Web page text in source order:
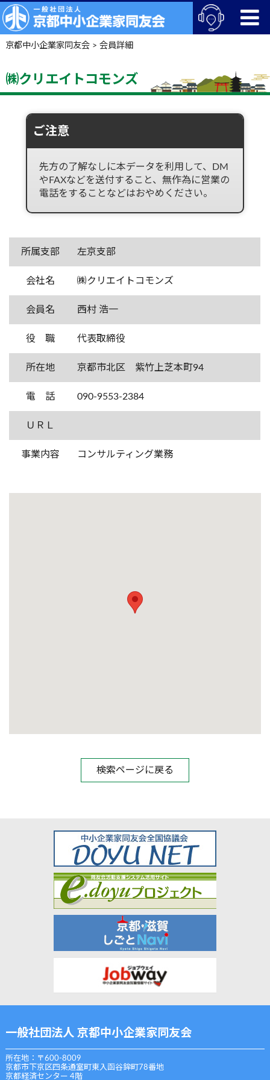
京都中小企業家同友会> 会員詳細
㈱クリエイトコモンズ
ご注意
先方の了解なしに本データを利用して、DM
やFAXなどを送付すること、無作為に営業の
電話をすることなどはおやめください。
所属支部 左京支部
会社名 ㈱クリエイトコモンズ
会員名 西村 浩一
役 職 代表取締役
所在地 京都市北区 紫竹上芝本町94
電 話 090-9553-2384
ＵＲＬ
事業内容 コンサルティング業務
検索ページに戻る
一般社団法人 京都中小企業家同友会
所在地：〒600-8009
京都市下京区四条通室町東入函谷鉾町78番地
京都経済センター 4階